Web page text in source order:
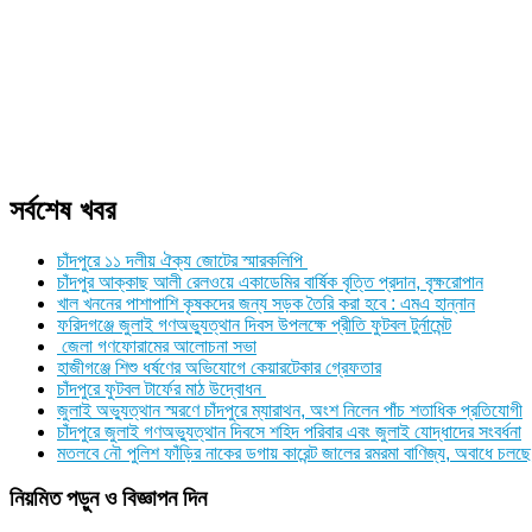
সর্বশেষ খবর
চাঁদপুরে ১১ দলীয় ঐক্য জোটের স্মারকলিপি
চাঁদপুর আক্কাছ আলী রেলওয়ে একাডেমির বার্ষিক বৃত্তি প্রদান, বৃক্ষরোপান
খাল খননের পাশাপাশি কৃষকদের জন্য সড়ক তৈরি করা হবে : এমএ হান্নান
ফরিদগঞ্জে জুলাই গণঅভ্যুত্থান দিবস উপলক্ষে প্রীতি ফুটবল টুর্নামেন্ট
জেলা গণফোরামের আলোচনা সভা
হাজীগঞ্জে শিশু ধর্ষণের অভিযোগে কেয়ারটেকার গ্রেফতার
চাঁদপুরে ফুটবল টার্ফের মাঠ উদ্বোধন
জুলাই অভ্যুত্থান স্মরণে চাঁদপুরে ম্যারাথন, অংশ নিলেন পাঁচ শতাধিক প্রতিযোগী
চাঁদপুরে জুলাই গণঅভ্যুত্থান দিবসে শহিদ পরিবার এবং জুলাই যোদ্ধাদের সংবর্ধনা
মতলবে নৌ পুলিশ ফাঁড়ির নাকের ডগায় কারেন্ট জালের রমরমা বাণিজ্য, অবাধে
নিয়মিত পড়ুন ও বিজ্ঞাপন দিন